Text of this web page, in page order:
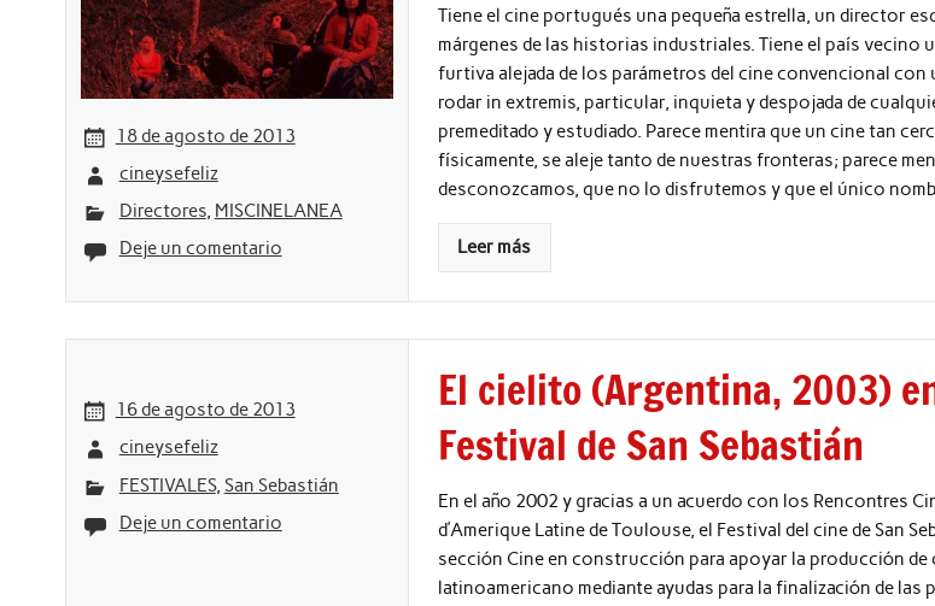
18 de agosto de 2013
cineysefeliz
Directores, MISCINELANEA
Deje un comentario
Tiene el cine portugués una pequeña estrella, un director
márgenes de las historias industriales. Tiene el país vecino
furtiva alejada de los parámetros del cine convencional con
rodar in extremis, particular, inquieta y despojada de
premeditado y estudiado. Parece mentira que un cine tan
físicamente, se aleje tanto de nuestras fronteras; parece
desconozcamos, que no lo disfrutemos y que el único
Leer más
16 de agosto de 2013
cineysefeliz
FESTIVALES, San Sebastián
Deje un comentario
El cielito (Argentina, 2003)
Festival de San Sebastián
En el año 2002 y gracias a un acuerdo con los Rencontres
d’Amerique Latine de Toulouse, el Festival del cine de San
sección Cine en construcción para apoyar la producción de
latinoamericano mediante ayudas para la finalización de las